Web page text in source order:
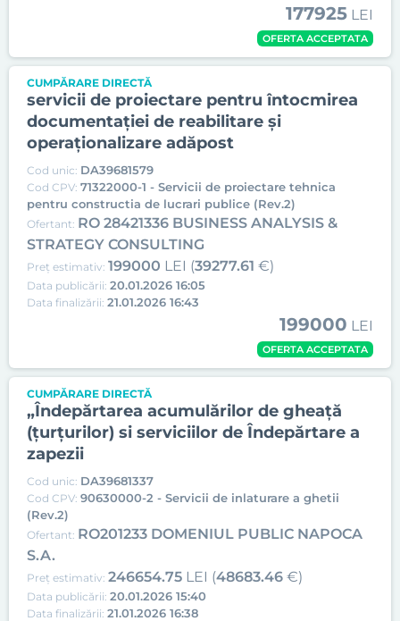
177925 LEI
OFERTA ACCEPTATA
CUMPĂRARE DIRECTĂ
servicii de proiectare pentru întocmirea
documentației de reabilitare și
operaționalizare adăpost
Cod unic: DA39681579
Cod CPV: 71322000-1 - Servicii de proiectare tehnica
pentru constructia de lucrari publice (Rev.2)
Ofertant: RO 28421336 BUSINESS ANALYSIS &
STRATEGY CONSULTING
Preț estimativ: 199000 LEI (39277.61 €)
Data publicării: 20.01.2026 16:05
Data finalizării: 21.01.2026 16:43
199000 LEI
OFERTA ACCEPTATA
CUMPĂRARE DIRECTĂ
„Îndepărtarea acumulărilor de gheață
(țurțurilor) si serviciilor de Îndepărtare a
zapezii
Cod unic: DA39681337
Cod CPV: 90630000-2 - Servicii de inlaturare a ghetii
(Rev.2)
Ofertant: RO201233 DOMENIUL PUBLIC NAPOCA
S.A.
Preț estimativ: 246654.75 LEI (48683.46 €)
Data publicării: 20.01.2026 15:40
Data finalizării: 21.01.2026 16:38